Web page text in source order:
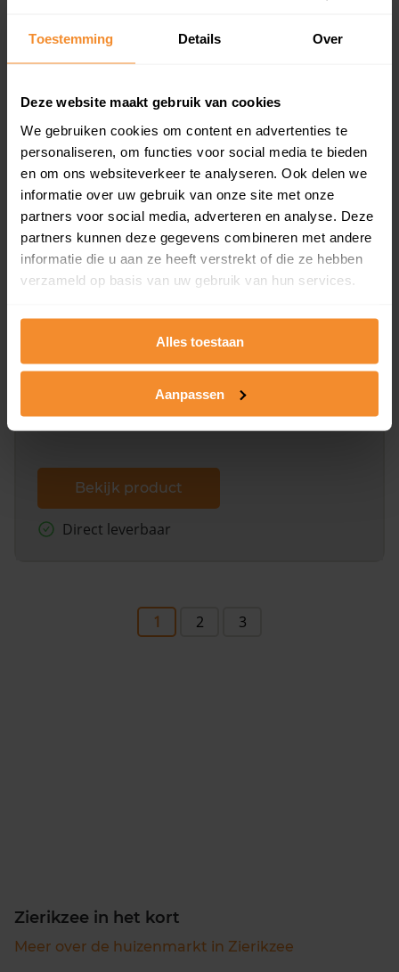
Toestemming Details Over
Deze website maakt gebruik van cookies
We gebruiken cookies om content en advertenties te
personaliseren, om functies voor social media te bieden
en om ons websiteverkeer te analyseren. Ook delen we
informatie over uw gebruik van onze site met onze
partners voor social media, adverteren en analyse. Deze
partners kunnen deze gegevens combineren met andere
informatie die u aan ze heeft verstrekt of die ze hebben
verzameld op basis van uw gebruik van hun services.
Alles toestaan
Aanpassen
Een overzicht van alle verkochte woningen (koopsom
Bekijk product
Direct leverbaar
Een uitgebreid overzicht van het perceel en
dit inclusief de luchtfoto!
Bekijk product
Direct leverbaar
1 2 3
Zierikzee in het kort
Meer over de huizenmarkt in Zierikzee